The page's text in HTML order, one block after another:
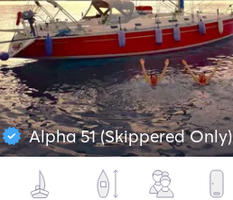
Alpha 51 (Skippered Only)